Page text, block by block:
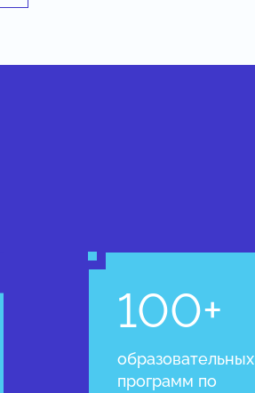
100+
образовательных
программ по